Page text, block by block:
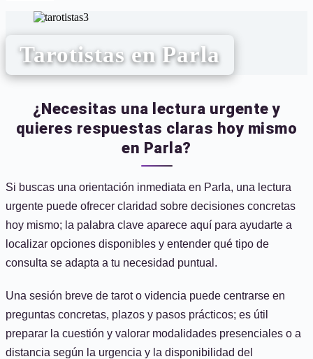
Tarotistas en Parla
¿Necesitas una lectura urgente y
quieres respuestas claras hoy mismo
en Parla?
Si buscas una orientación inmediata en Parla, una lectura
urgente puede ofrecer claridad sobre decisiones concretas
hoy mismo; la palabra clave aparece aquí para ayudarte a
localizar opciones disponibles y entender qué tipo de
consulta se adapta a tu necesidad puntual.
Una sesión breve de tarot o videncia puede centrarse en
preguntas concretas, plazos y pasos prácticos; es útil
preparar la cuestión y valorar modalidades presenciales o a
distancia según la urgencia y la disponibilidad del